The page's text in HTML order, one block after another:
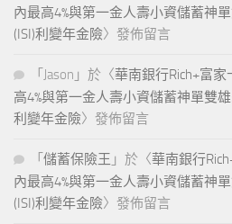
內最高4%與第一金人壽小資儲蓄神單
(ISI)利變年金險〉發佈留言
「 Jason 」於〈華南銀行Rich+富家
高4%與第一金人壽小資儲蓄神單雙雄
利變年金險〉發佈留言
「 儲蓄保險王 」於〈華南銀行
內最高4%與第一金人壽小資儲蓄神單
(ISI)利變年金險〉發佈留言